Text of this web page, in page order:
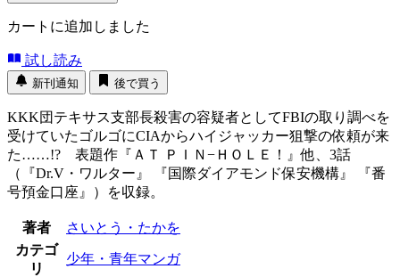
カートに追加しました
試し読み
新刊通知 後で買う
KKK団テキサス支部長殺害の容疑者としてFBIの取り調べを
受けていたゴルゴにCIAからハイジャッカー狙撃の依頼が来
た……!? 表題作『ＡＴ ＰＩＮ−ＨＯＬＥ！』他、3話
（『Dr.V・ワルター』 『国際ダイアモンド保安機構』 『番
号預金口座』）を収録。
著者
さいとう・たかを
カテゴ
リ
少年・青年マンガ